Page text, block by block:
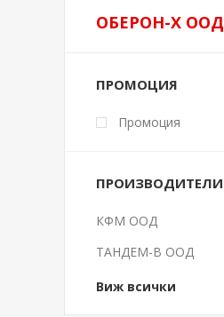
ОБЕРОН-Х ООД
ПРОМОЦИЯ
Промоция
ПРОИЗВОДИТЕЛИ
КФМ ООД
ТАНДЕМ-В ООД
Виж всички